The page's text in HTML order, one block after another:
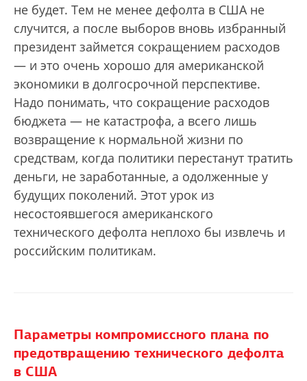
не будет. Тем не менее дефолта в США не
случится, а после выборов вновь избранный
президент займется сокращением расходов
— и это очень хорошо для американской
экономики в долгосрочной перспективе.
Надо понимать, что сокращение расходов
бюджета — не катастрофа, а всего лишь
возвращение к нормальной жизни по
средствам, когда политики перестанут тратить
деньги, не заработанные, а одолженные у
будущих поколений. Этот урок из
несостоявшегося американского
технического дефолта неплохо бы извлечь и
российским политикам.
Параметры компромиссного плана по
предотвращению технического дефолта
в США